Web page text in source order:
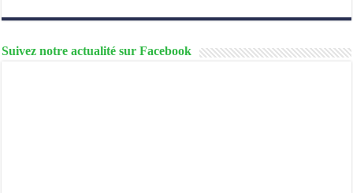
Suivez notre actualité sur Facebook